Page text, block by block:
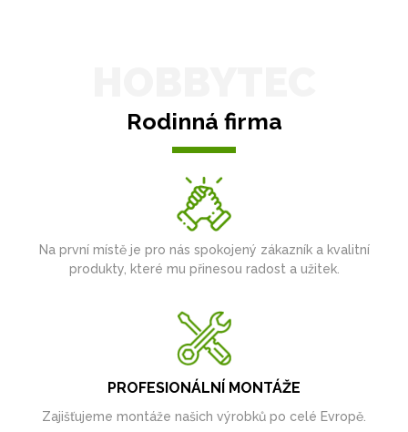
Rodinná firma
Na první místě je pro nás spokojený zákazník a kvalitní
produkty, které mu přinesou radost a užitek.
PROFESIONÁLNÍ MONTÁŽE
Zajišťujeme montáže našich výrobků po celé Evropě.